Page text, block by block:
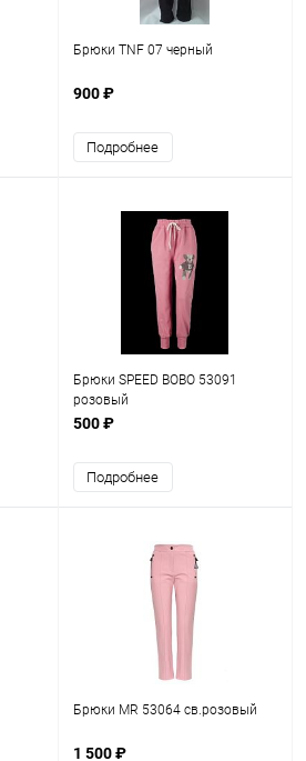
Брюки TNF 07 черный
900 ₽
Подробнее
Брюки SPEED BOBO 53091
розовый
500 ₽
Подробнее
Брюки MR 53064 св.розовый
1 500 ₽